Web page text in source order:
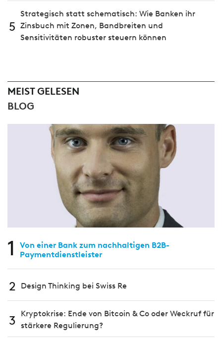
5
Strategisch statt schematisch: Wie Banken ihr
Zinsbuch mit Zonen, Bandbreiten und
Sensitivitäten robuster steuern können
MEIST GELESEN
BLOG
1
Von einer Bank zum nachhaltigen B2B-
Paymentdienstleister
2 Design Thinking bei Swiss Re
3
Kryptokrise: Ende von Bitcoin & Co oder Weckruf für
stärkere Regulierung?